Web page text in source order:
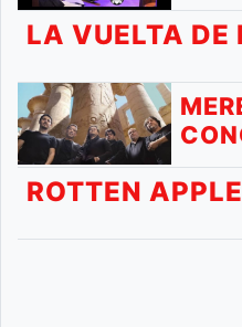
LA VUELTA DE
ROTTEN